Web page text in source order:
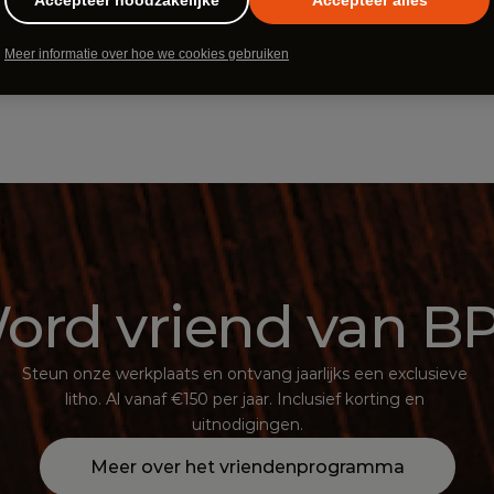
Schrijf mij in
vriend van
Steun onze werkplaats en ontvang jaarlijks een exclusieve
litho. Al vanaf €150 per jaar. Inclusief korting en
uitnodigingen.
Meer over het vriendenprogramma
Meer informatie over hoe we cookies gebruiken